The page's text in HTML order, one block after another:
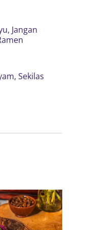
Jangan
Sekilas